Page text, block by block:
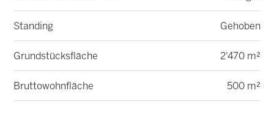
Standing Gehoben
Grundstücksfläche 2'470 m²
Bruttowohnfläche 500 m²